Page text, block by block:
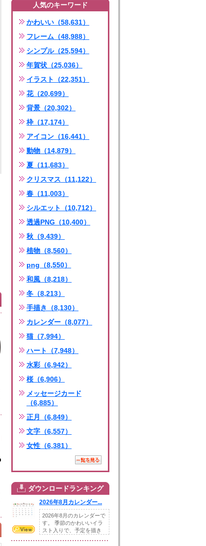
人気のキーワード
かわいい（58,631）
フレーム（48,988）
シンプル（25,594）
年賀状（25,036）
イラスト（22,351）
花（20,699）
背景（20,302）
枠（17,174）
アイコン（16,441）
動物（14,879）
夏（11,683）
クリスマス（11,122）
春（11,003）
シルエット（10,712）
透過PNG（10,400）
秋（9,439）
植物（8,560）
png（8,550）
和風（8,218）
冬（8,213）
手描き（8,130）
カレンダー（8,077）
猫（7,994）
ハート（7,948）
水彩（6,942）
桜（6,906）
メッセージカード
（6,885）
正月（6,849）
文字（6,557）
女性（6,381）
ダウンロードランキング
2026年8月カレンダー...
2026年8月のカレンダーで
す。 季節のかわいいイラ
スト入りで、予定を描き